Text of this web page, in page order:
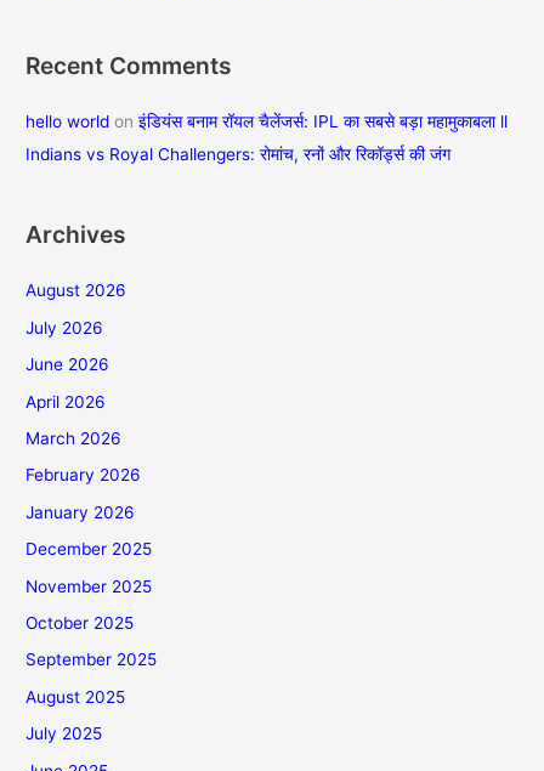
Recent Comments
hello world onइंडियंस बनाम रॉयल चैलेंजर्स: IPL का सबसे बड़ा महामुकाबला ll
Indians vs Royal Challengers: रोमांच, रनों और रिकॉर्ड्स की जंग
Archives
August 2026
July 2026
June 2026
April 2026
March 2026
February 2026
January 2026
December 2025
November 2025
October 2025
September 2025
August 2025
July 2025